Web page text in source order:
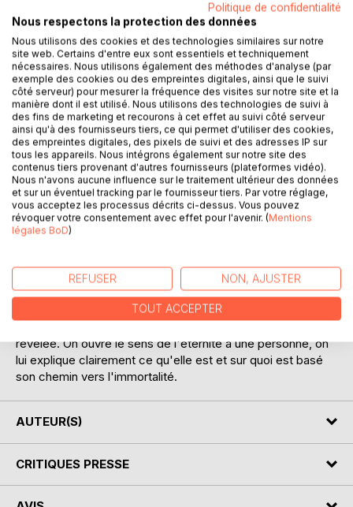
AJOUTER AU PANIER
Ajouter à ma liste d'envies
Laisser un avis
DESCRIPTION
de personnalité dans le système général de l'Univers. À
travers le développement de divers concepts qui
influencent la formation générale d'un individu, l'éternité
révélée. On ouvre le sens de l'éternité à une personne, on
lui explique clairement ce qu'elle est et sur quoi est basé
son chemin vers l'immortalité.
AUTEUR(S)
CRITIQUES PRESSE
Politique de confidentialité
Nous respectons la protection des données
Nous utilisons des cookies et des technologies similaires sur notre
site web. Certains d'entre eux sont essentiels et techniquement
nécessaires. Nous utilisons également des méthodes d'analyse (par
exemple des cookies ou des empreintes digitales, ainsi que le suivi
côté serveur) pour mesurer la fréquence des visites sur notre site et la
manière dont il est utilisé. Nous utilisons des technologies de suivi à
des fins de marketing et recourons à cet effet au suivi côté serveur
ainsi qu'à des fournisseurs tiers, ce qui permet d'utiliser des cookies,
des empreintes digitales, des pixels de suivi et des adresses IP sur
tous les appareils. Nous intégrons également sur notre site des
contenus tiers provenant d'autres fournisseurs (plateformes vidéo).
Nous n'avons aucune influence sur le traitement ultérieur des données
et sur un éventuel tracking par le fournisseur tiers. Par votre réglage,
vous acceptez les processus décrits ci-dessus. Vous pouvez
révoquer votre consentement avec effet pour l'avenir. (Mentions
légales BoD)
REFUSER NON, AJUSTER
TOUT ACCEPTER